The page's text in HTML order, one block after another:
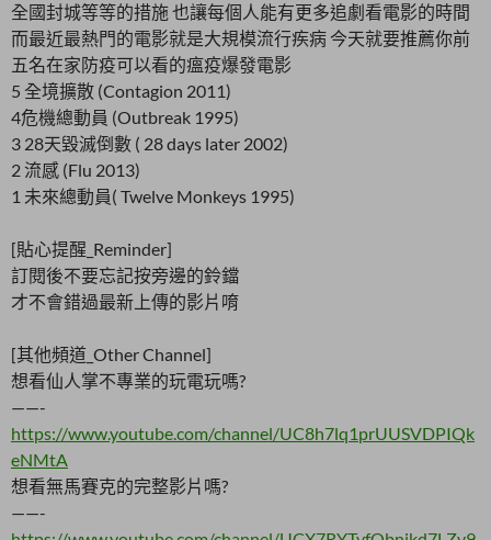
全國封城等等的措施 也讓每個人能有更多追劇看電影的時間
而最近最熱門的電影就是大規模流行疾病 今天就要推薦你前
五名在家防疫可以看的瘟疫爆發電影
5 全境擴散 (Contagion 2011)
4危機總動員 (Outbreak 1995)
3 28天毀滅倒數 ( 28 days later 2002)
2 流感 (Flu 2013)
1 未來總動員( Twelve Monkeys 1995)
[貼心提醒_Reminder]
訂閱後不要忘記按旁邊的鈴鐺
才不會錯過最新上傳的影片唷
[其他頻道_Other Channel]
想看仙人掌不專業的玩電玩嗎?
——-
https://www.youtube.com/channel/UC8h7lq1prUUSVDPIQk
eNMtA
想看無馬賽克的完整影片嗎?
——-